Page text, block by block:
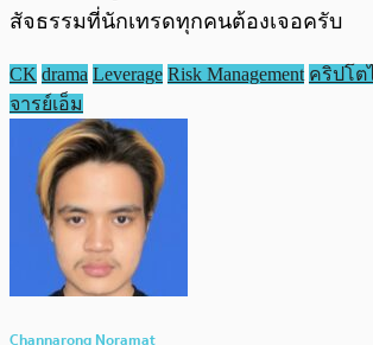
สัจธรรมที่นักเทรดทุกคนต้องเจอครับ
CK drama Leverage Risk Management คริปโต
จารย์เอ็ม
Channarong Noramat